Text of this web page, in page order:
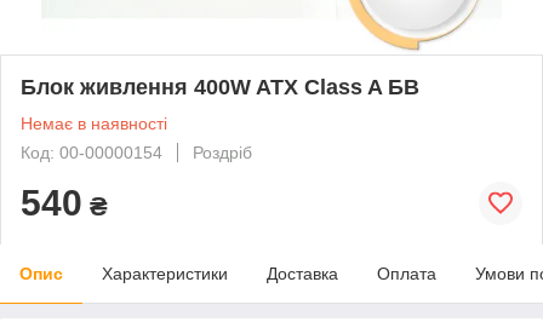
Блок живлення 400W ATX Class A БВ
Немає в наявності
Код: 00-00000154
Роздріб
540 ₴
Опис Характеристики Доставка Оплата Умови